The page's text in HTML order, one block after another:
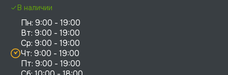
Пн: 9:00 - 19:00
Вт: 9:00 - 19:00
Ср: 9:00 - 19:00
Чт: 9:00 - 19:00
Пт: 9:00 - 19:00
В наличии